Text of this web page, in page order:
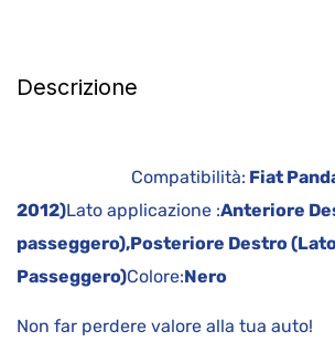
Descrizione
Compatibilità: Fiat
2012)Lato applicazione :Anteriore
passeggero),Posteriore Destro
Passeggero)Colore:Nero
Non far perdere valore alla tua auto!